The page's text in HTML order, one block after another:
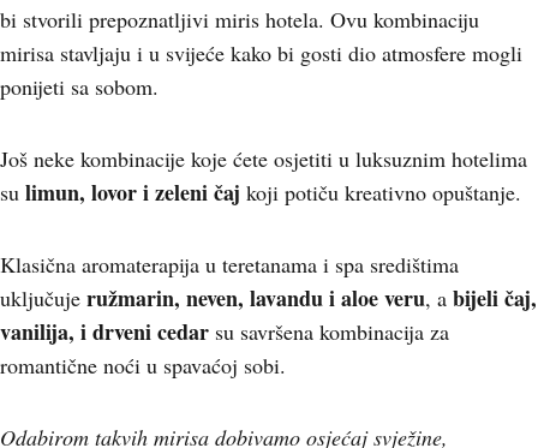
bi stvorili prepoznatljivi miris hotela. Ovu kombinaciju
mirisa stavljaju i u svijeće kako bi gosti dio atmosfere mogli
ponijeti sa sobom.
Još neke kombinacije koje ćete osjetiti u luksuznim hotelima
su limun, lovor i zeleni čaj koji potiču kreativno opuštanje.
Klasična aromaterapija u teretanama i spa središtima
uključuje ružmarin, neven, lavandu i aloe veru, a bijeli čaj,
vanilija, i drveni cedar su savršena kombinacija za
romantične noći u spavaćoj sobi.
Odabirom takvih mirisa dobivamo osjećaj svježine,